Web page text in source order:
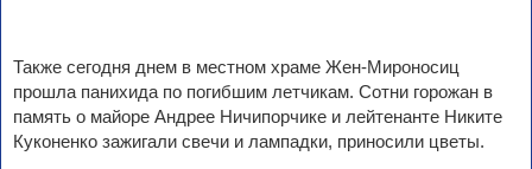
Также сегодня днем в местном храме Жен-Мироносиц
прошла панихида по погибшим летчикам. Сотни горожан в
память о майоре Андрее Ничипорчике и лейтенанте Никите
Куконенко зажигали свечи и лампадки, приносили цветы.